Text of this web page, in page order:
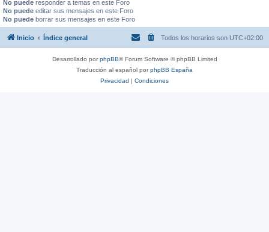
No puede responder a temas en este Foro
No puede editar sus mensajes en este Foro
No puede borrar sus mensajes en este Foro
Inicio Índice general Todos los horarios son UTC+02:00
Desarrollado porphpBB® Forum Software © phpBB Limited
Traducción al español porphpBB España
Privacidad | Condiciones